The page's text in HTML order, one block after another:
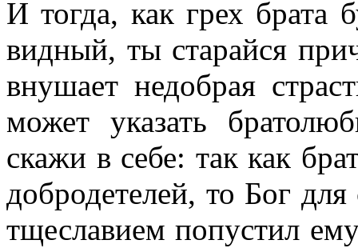
И тогда, как грех брата
видный, ты старайся
внушает недобрая
может указать
скажи в себе: так как
добродетелей, то Бог
тщеславием попустил